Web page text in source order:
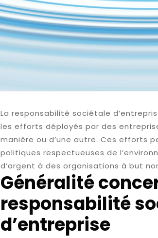
La responsabilité sociétale
les efforts déployés par des
manière ou d’une autre. Ces efforts
politiques respectueuses de
d’argent à des organisations à but
Généralité
responsabilité
d’entreprise